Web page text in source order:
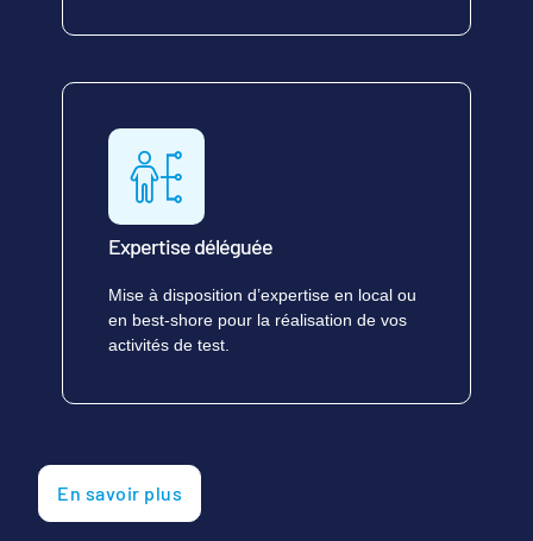
Expertise déléguée
Mise à disposition d’expertise en local ou
en best-shore pour la réalisation de vos
activités de test.
En savoir plus